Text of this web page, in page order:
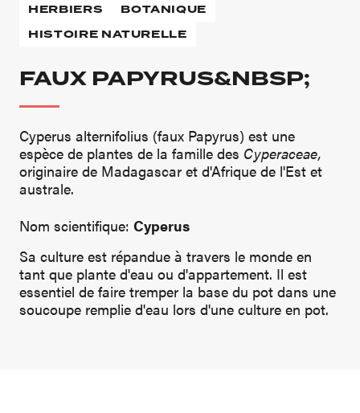
HERBIERS
BOTANIQUE
HISTOIRE NATURELLE
FAUX PAPYRUS&NBSP;
Cyperus alternifolius (faux Papyrus) est une
espèce de plantes de la famille des Cyperaceae,
originaire de Madagascar et d'Afrique de l'Est et
australe.
Nom scientifique: Cyperus
Sa culture est répandue à travers le monde en
tant que plante d'eau ou d'appartement. Il est
essentiel de faire tremper la base du pot dans une
soucoupe remplie d'eau lors d'une culture en pot.